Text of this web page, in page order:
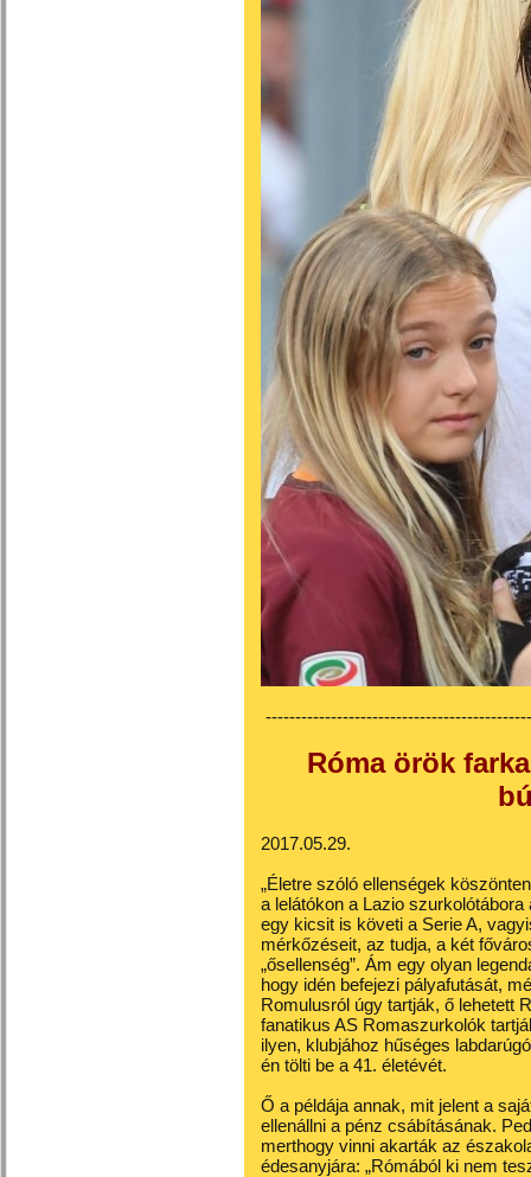
Róma örök
2017.05.29.
„Életre szóló ellenségek
a lelátókon a Lazio
egy kicsit is követi a Serie A,
mérkőzéseit, az tudja, a két
„ősellenség”. Ám egy olyan
hogy idén befejezi pályafutását,
Romulusról úgy tartják, ő lehetett
fanatikus AS Romaszurkolók
ilyen, klubjához hűséges
én tölti be a 41. életévét.
Ő a példája annak, mit jelent a
ellenállni a pénz csábításának.
merthogy vinni akarták az
édesanyjára: „Rómából ki nem